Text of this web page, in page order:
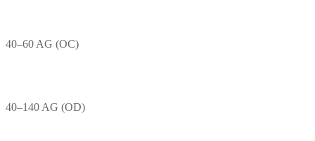
40–60 AG (OC)
40–140 AG (OD)